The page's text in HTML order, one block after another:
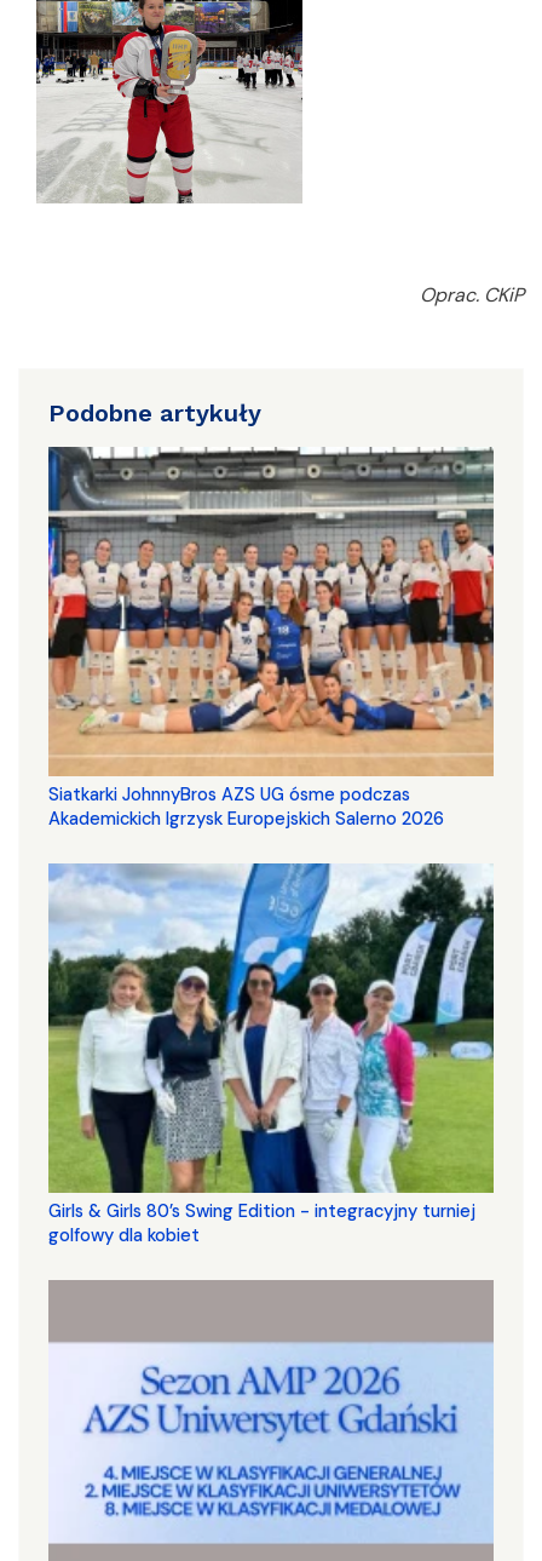
Oprac. CKiP
Podobne artykuły
Siatkarki JohnnyBros AZS UG ósme podczas
Akademickich Igrzysk Europejskich Salerno 2026
Girls & Girls 80’s Swing Edition - integracyjny turniej
golfowy dla kobiet